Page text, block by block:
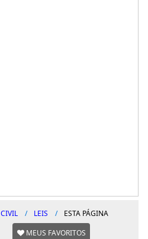
LEIS
ESTA PÁGINA
MEUS FAVORITOS